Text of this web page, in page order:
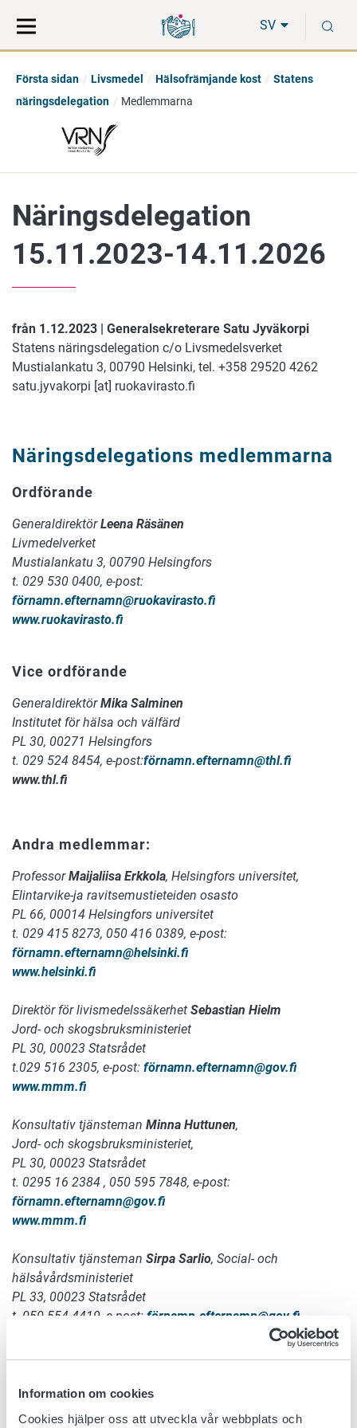
Information om cookies
Cookies hjälper oss att utveckla vår webbplats och
direkt
till
på
hela
SV
Första sidan Livsmedel Hälsofrämjande kost
Statens
näringsdelegation
Medlemmarna
Näringsdelegation
15.11.2023-14.11.2026
från 1.12.2023 | Generalsekreterare Satu Jyväkorpi
Statens näringsdelegation c/o Livsmedelsverket
Mustialankatu 3, 00790 Helsinki, tel. +358 29520 4262
satu.jyvakorpi [at] ruokavirasto.fi
Näringsdelegations medlemmarna
Ordförande
GeneraldirektörLeena Räsänen
Livmedelverket
Mustialankatu 3, 00790 Helsingfors
t. 029 530 0400, e-post:
förnamn.efternamn@ruokavirasto.fi
www.ruokavirasto.fi
Vice ordförande
GeneraldirektörMika Salminen
Institutet för hälsa och välfärd
PL 30, 00271 Helsingfors
t. 029 524 8454, e-post:förnamn.efternamn@thl.fi
www.thl.fi
Andra medlemmar:
ProfessorMaijaliisa Erkkola, Helsingfors universitet,
Elintarvike-ja ravitsemustieteiden osasto
PL 66, 00014 Helsingfors universitet
t. 029 415 8273, 050 416 0389, e-post:
förnamn.efternamn@helsinki.fi
www.helsinki.fi
Direktör för livismedelssäkerhet Sebastian Hielm
Jord- och skogsbruksministeriet
PL 30, 00023 Statsrådet
t.029 516 2305, e-post: förnamn.efternamn@gov.fi
www.mmm.fi
Konsultativ tjänsteman Minna Huttunen,
Jord- och skogsbruksministeriet,
PL 30, 00023 Statsrådet
t. 0295 16 2384 , 050 595 7848, e-post:
förnamn.efternamn@gov.fi
www.mmm.fi
Konsultativ tjänsteman Sirpa Sarlio, Social- och
hälsåvårdsministeriet
PL 33, 00023 Statsrådet
t. 050 554 4419, e-post: förnamn.efternamn@gov.fi
PL 1627, 70211 Kuopio
t. 029 445 4528, e-post:
förnamn.efternamn @ uef.fi